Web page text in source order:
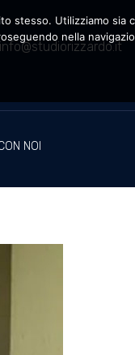
info@studiorizzardo.it
NOI
stesso. Utilizziamo
nella